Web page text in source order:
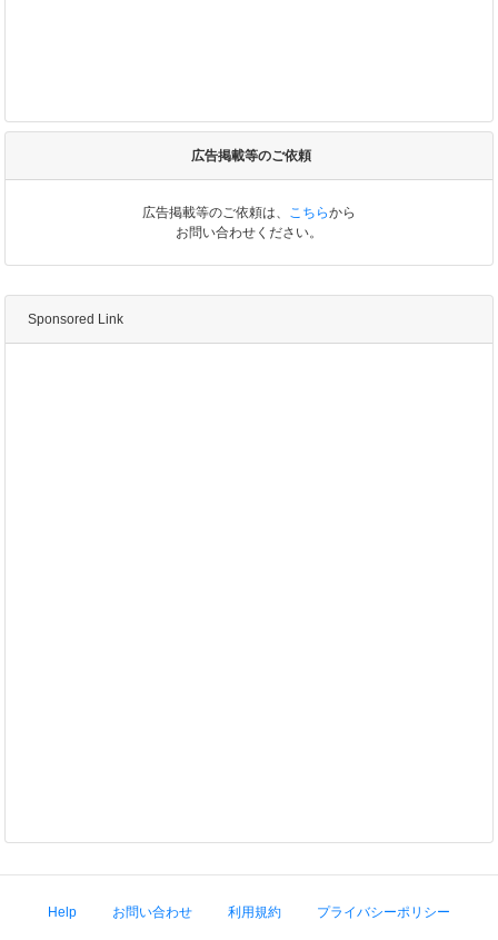
広告掲載等のご依頼
広告掲載等のご依頼は、 こちらから
お問い合わせください。
Sponsored Link
Help お問い合わせ 利用規約 プライバシーポリシー